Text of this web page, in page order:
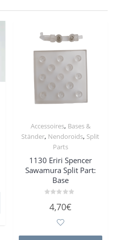
Accessoires, Bases &
Ständer, Nendoroids, Split
Parts
1130 Eriri Spencer
Sawamura Split Part:
Base
mit4,70€